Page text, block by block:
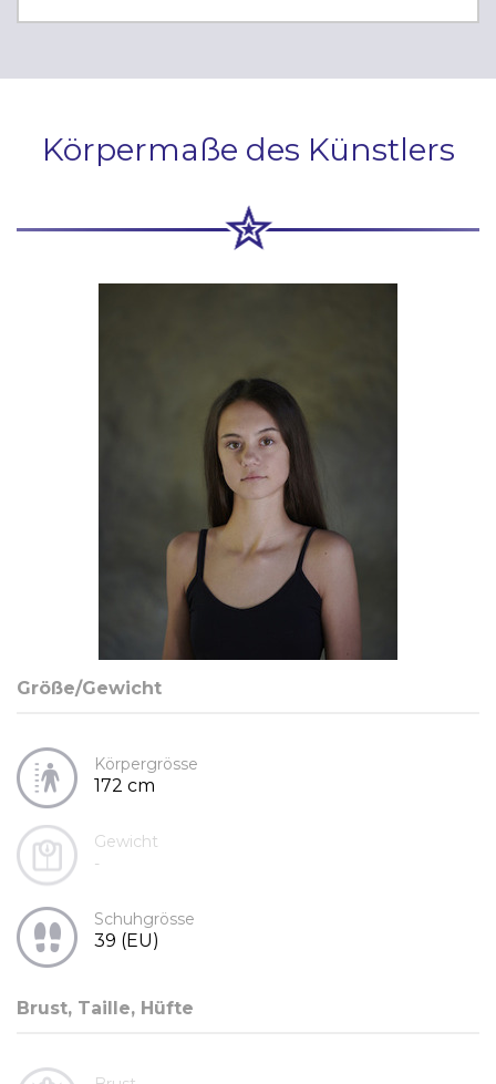
Körpermaße des Künstlers
Größe/Gewicht
Körpergrösse
172 cm
Gewicht
-
Schuhgrösse
39 (EU)
Brust, Taille, Hüfte